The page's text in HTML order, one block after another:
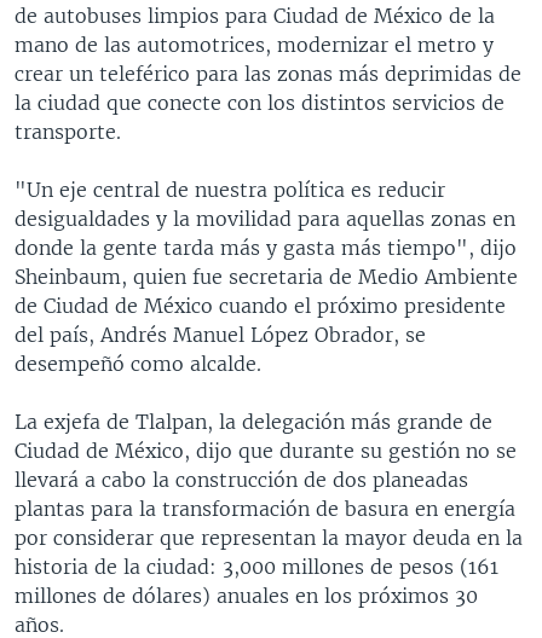
de autobuses limpios para Ciudad de México de la
mano de las automotrices, modernizar el metro y
crear un teleférico para las zonas más deprimidas de
la ciudad que conecte con los distintos servicios de
transporte.
"Un eje central de nuestra política es reducir
desigualdades y la movilidad para aquellas zonas en
donde la gente tarda más y gasta más tiempo", dijo
Sheinbaum, quien fue secretaria de Medio Ambiente
de Ciudad de México cuando el próximo presidente
del país, Andrés Manuel López Obrador, se
desempeñó como alcalde.
La exjefa de Tlalpan, la delegación más grande de
Ciudad de México, dijo que durante su gestión no se
llevará a cabo la construcción de dos planeadas
plantas para la transformación de basura en energía
por considerar que representan la mayor deuda en la
historia de la ciudad: 3,000 millones de pesos (161
millones de dólares) anuales en los próximos 30
años.